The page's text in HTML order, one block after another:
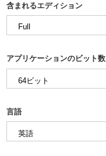
含まれるエディション
アプリケーションのビット数
言語